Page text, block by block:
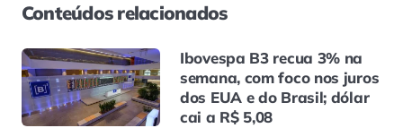
Conteúdos relacionados
Ibovespa B3 recua 3% na
semana, com foco nos juros
dos EUA e do Brasil; dólar
cai a R$ 5,08